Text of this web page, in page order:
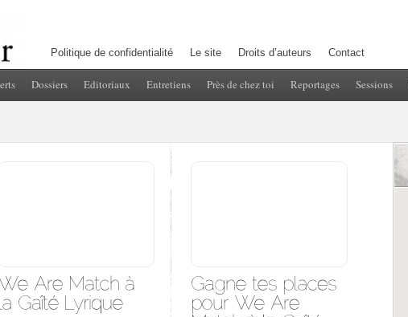
Politique de confidentialité Le site Droits d’auteurs Contact
Dossiers Editoriaux Entretiens Près de chez toi Reportages Sessions